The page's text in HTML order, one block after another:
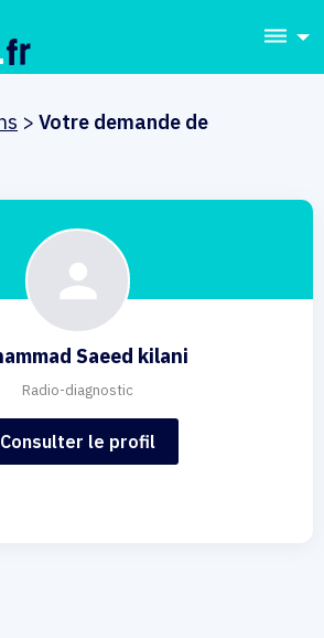
dehaze
> Votre demande de
Saeed kilani
Radio-diagnostic
Consulter le profil